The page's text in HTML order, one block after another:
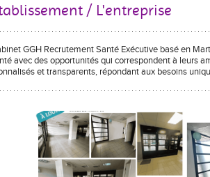
/ L'entreprise
GGH Recrutement Santé Exécutive basé en
avec des opportunités qui correspondent à leurs
et transparents, répondant aux besoins